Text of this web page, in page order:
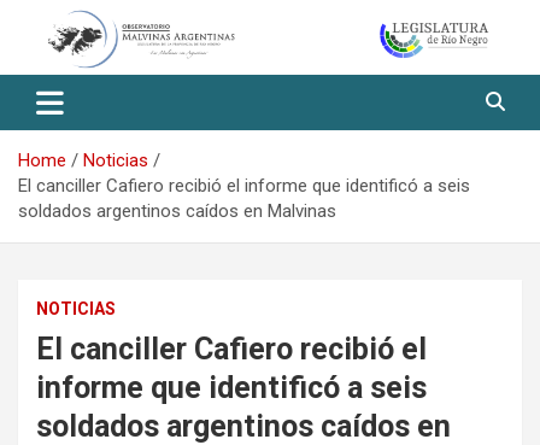
Observatorio Malvinas – Río
Negro
Home
Noticias
El canciller Cafiero recibió el informe que identificó a seis
soldados argentinos caídos en Malvinas
NOTICIAS
El canciller Cafiero recibió el
informe que identificó a seis
soldados argentinos caídos en